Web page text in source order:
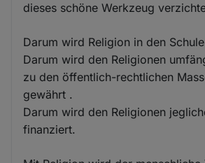
dieses schöne Werkzeug
Darum wird Religion in den
Darum wird den Religionen
zu den öffentlich-rechtlichen
gewährt .
Darum wird den Religionen
finanziert.